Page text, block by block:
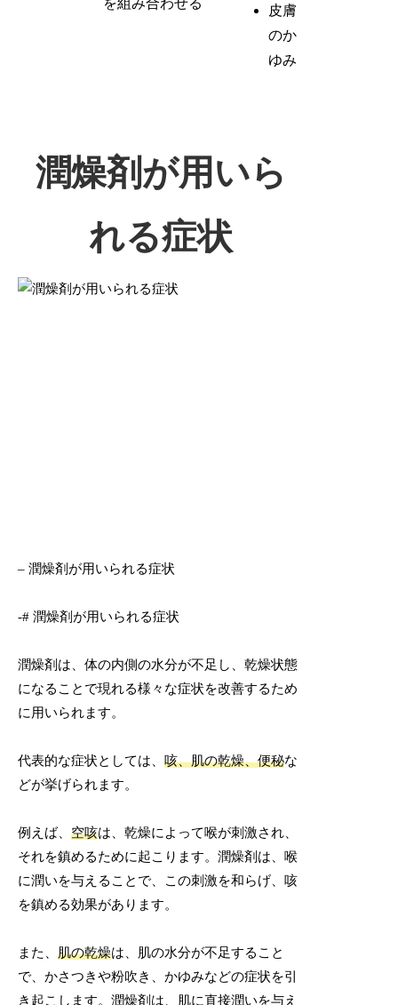
皮膚
のか
ゆみ
潤燥剤が用いら
れる症状
– 潤燥剤が用いられる症状
-# 潤燥剤が用いられる症状
潤燥剤は、体の内側の水分が不足し、乾燥状態
になることで現れる様々な症状を改善するため
に用いられます。
代表的な症状としては、咳、肌の乾燥、便秘な
どが挙げられます。
例えば、空咳は、乾燥によって喉が刺激され、
それを鎮めるために起こります。潤燥剤は、喉
に潤いを与えることで、この刺激を和らげ、咳
を鎮める効果があります。
また、肌の乾燥は、肌の水分が不足すること
で、かさつきや粉吹き、かゆみなどの症状を引
き起こします。潤燥剤は、肌に直接潤いを与え